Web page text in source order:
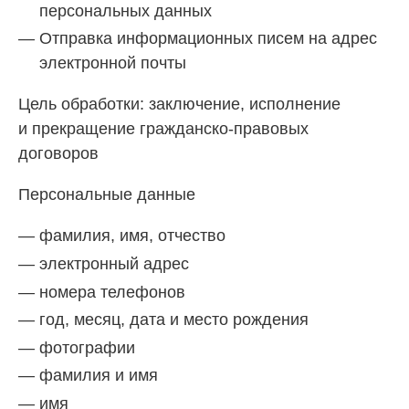
персональных данных
Отправка информационных писем на адрес
электронной почты
Цель обработки: заключение, исполнение
и прекращение гражданско-правовых
договоров
Персональные данные
фамилия, имя, отчество
электронный адрес
номера телефонов
год, месяц, дата и место рождения
фотографии
фамилия и имя
имя